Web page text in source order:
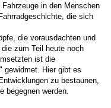
in den Menschen
die sich
die vorausdachten und
zum Teil heute noch
ist die
gewidmet. Hier gibt es
zu bestaunen,
begegnen werden.